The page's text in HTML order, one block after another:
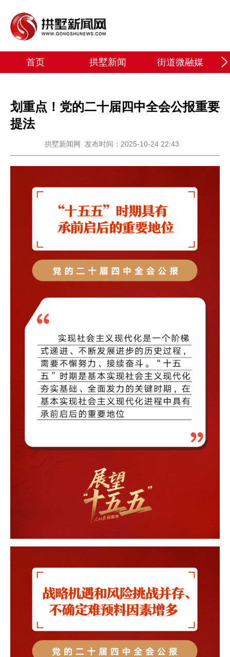
首页 拱墅新闻 街道微融媒
划重点！党的二十届四中全会公报重要
提法
拱墅新闻网 发布时间：2025-10-24 22:43